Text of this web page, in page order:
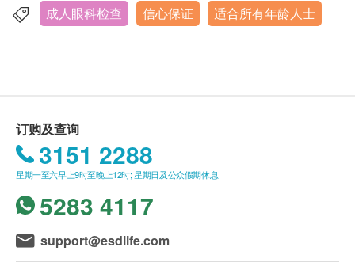
* 散瞳检查后可能会有暂时性视力模糊，建议安排亲
友陪同或避免自行驾车。
年龄
成人眼睛检查计划仅适用于18岁或以上人士。
本眼睛检查计划有效期为一年，客户须在一年内（自
确认付款日期起算）接受相关检查，客户需提前一个
月预约相关检查，逾期作废。
报告
完成眼睛健康检查后，眼科医生/视光师将当面讲解报
告，所有眼睛检查并非用于医疗诊断或治疗用途。
香港铜锣湾罗素街2号二千年广场3楼
成人眼科检查 信心保证 适合所有年龄人士
订购及查询
3151 2288
星期一至六早上9时至晚上12时; 星期日及公众假期休息
5283 4117
support@esdlife.com